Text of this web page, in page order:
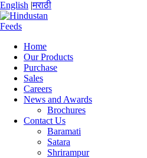
English |मराठी
Home
Our Products
Purchase
Sales
Careers
News and Awards
Brochures
Contact Us
Baramati
Satara
Shrirampur
Home
KANISHKA KUMAR
Kanishka_CV
Kanishka_CV
Kanishka_CV